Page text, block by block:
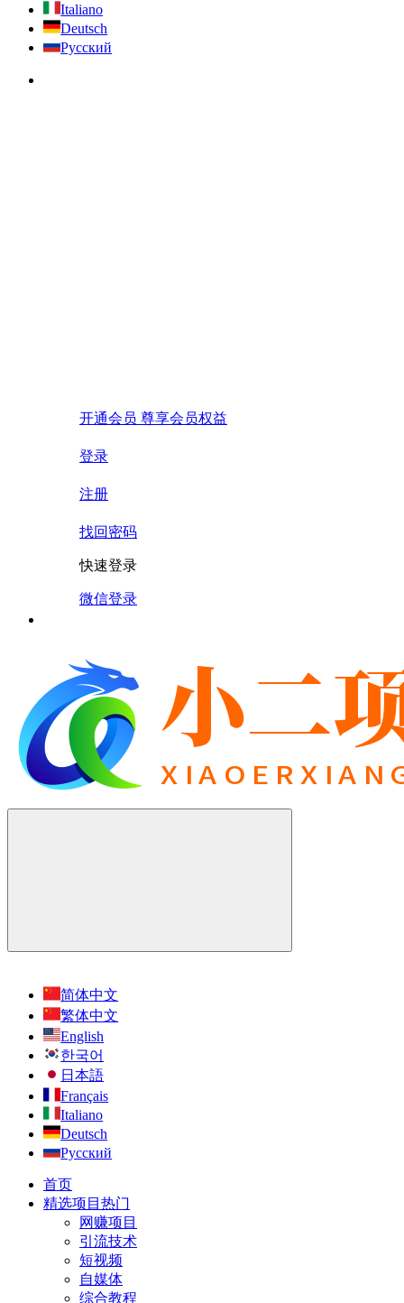
Italiano
Deutsch
Русский
开通会员 尊享会员权益
登录
注册
找回密码
快速登录
微信登录
简体中文
繁体中文
English
한국어
日本語
Français
Italiano
Deutsch
Русский
首页
精选项目 热门
网赚项目
引流技术
短视频
自媒体
综合教程